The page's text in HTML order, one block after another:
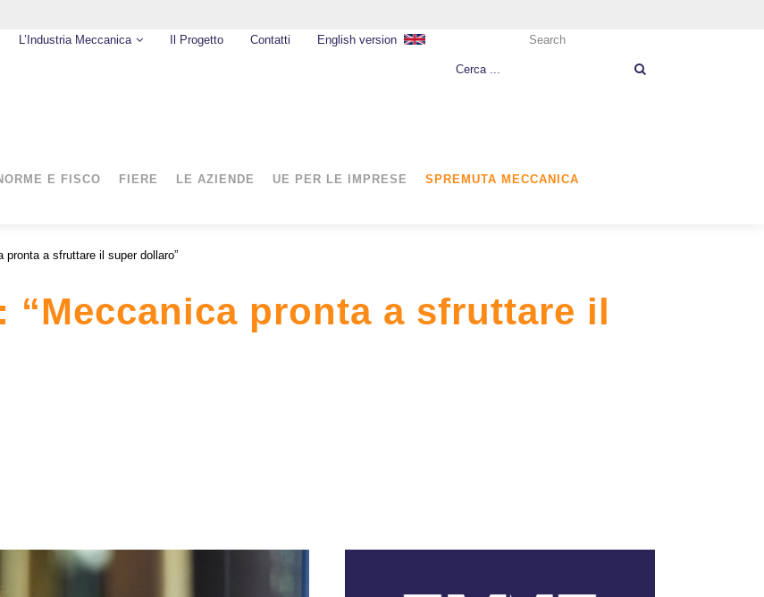
L’Industria Meccanica Il Progetto Contatti English version Search
E FISCO FIERE LE AZIENDE UE PER LE IMPRESE SPREMUTA MECCANICA
pronta a sfruttare il super dollaro”
“Meccanica pronta a sfruttare il